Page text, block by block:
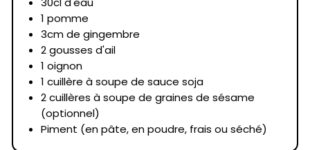
1 pomme
3cm de gingembre
2 gousses d'ail
1 oignon
1 cuillère à soupe de sauce soja
2 cuillères à soupe de graines de sésame
(optionnel)
Piment (en pâte, en poudre, frais ou séché)